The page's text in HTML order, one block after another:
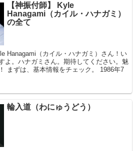
【神振付師】 Kyle
Hanagami（カイル・ハナガミ）
の全て
Hanagami（カイル・ハナガミ）さん！い
よ。ハナガミさん。期待してください。魅
まずは、基本情報をチェック。 1986年7
輪入道（わにゅうどう）